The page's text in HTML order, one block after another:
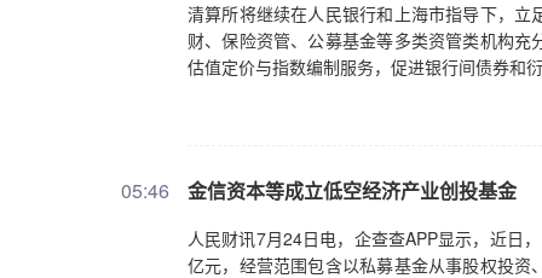
清算所将继续在人民银行和上海市指导下，
财、保险资管、公募基金等多类资管类机构
估值定价与指数编制服务，促进银行间债券和
05:46 金信资本等成立低空经济产业创投基金
人民财讯7月24日电，企查查APP显示，近日
亿元，经营范围包含以私募基金从事股权投